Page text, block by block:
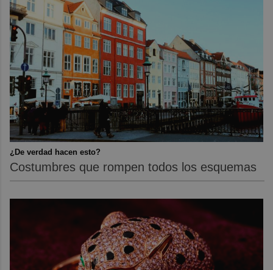
¿De verdad hacen esto?
Costumbres que rompen todos los esquemas